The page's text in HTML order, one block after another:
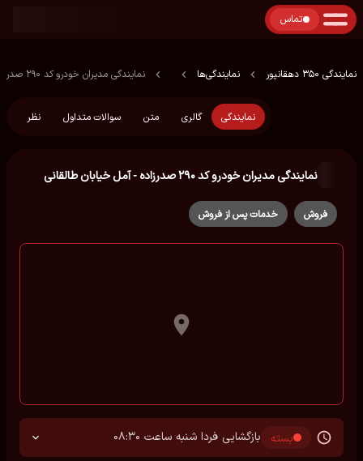
تماس
نمایندگی 350 دهقانپور نمایندگی‌ها نمایندگی مدیران خودرو کد ۲۹۰ صدرزاده - آمل خیابان طالقانی
نمایندگی گالری متن سوالات متداول نظر
نمایندگی مدیران خودرو کد ۲۹۰ صدرزاده - آمل خیابان طالقانی
فروش خدمات پس از فروش
بسته بازگشایی فردا شنبه ساعت 08:30